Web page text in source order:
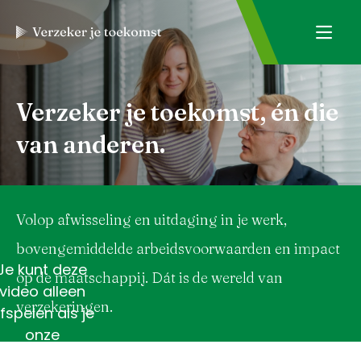
Verzeker je toekomst, én die
van anderen.
Volop afwisseling en uitdaging in je werk,
bovengemiddelde arbeidsvoorwaarden en impact
op de maatschappij. Dát is de wereld van
verzekeringen.
kunt deze
alleen
als je
onze